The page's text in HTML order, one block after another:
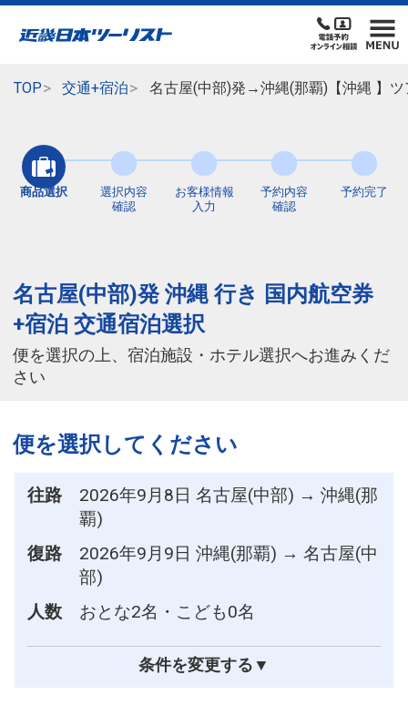
TOP 交通+宿泊 名古屋(中部)発→沖縄(那覇)【沖縄 】
商品選択
選択内容
確認
お客様情報
入力
予約内容
確認
予約完了
名古屋(中部)発 沖縄 行き 国内航空券
+宿泊 交通宿泊選択
便を選択の上、宿泊施設・ホテル選択へお進みくだ
さい
便を選択してください
往路
2026年9月8日 名古屋(中部) → 沖縄(那
覇)
復路
2026年9月9日 沖縄(那覇) → 名古屋(中
部)
人数
おとな2名・こども0名
条件を変更する▼